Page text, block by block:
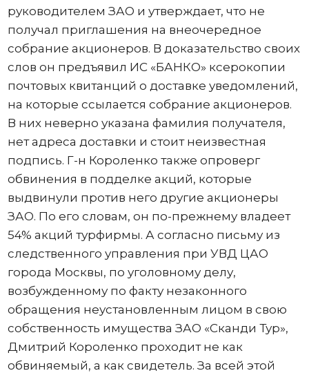
руководителем ЗАО и утверждает, что не
получал приглашения на внеочередное
собрание акционеров. В доказательство своих
слов он предъявил ИС «БАНКО» ксерокопии
почтовых квитанций о доставке уведомлений,
на которые ссылается собрание акционеров.
В них неверно указана фамилия получателя,
нет адреса доставки и стоит неизвестная
подпись. Г-н Короленко также опроверг
обвинения в подделке акций, которые
выдвинули против него другие акционеры
ЗАО. По его словам, он по-прежнему владеет
54% акций турфирмы. А согласно письму из
следственного управления при УВД ЦАО
города Москвы, по уголовному делу,
возбужденному по факту незаконного
обращения неустановленным лицом в свою
собственность имущества ЗАО «Сканди Тур»,
Дмитрий Короленко проходит не как
обвиняемый, а как свидетель. За всей этой